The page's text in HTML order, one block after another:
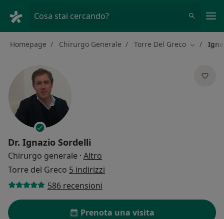
Cosa stai cercando?
Homepage Chirurgo Generale Torre Del Greco Cambia
Dr. Ignazio Sordelli
Chirurgo generale · Altro
Torre del Greco 5 indirizzi
586 recensioni
Prenota una visita